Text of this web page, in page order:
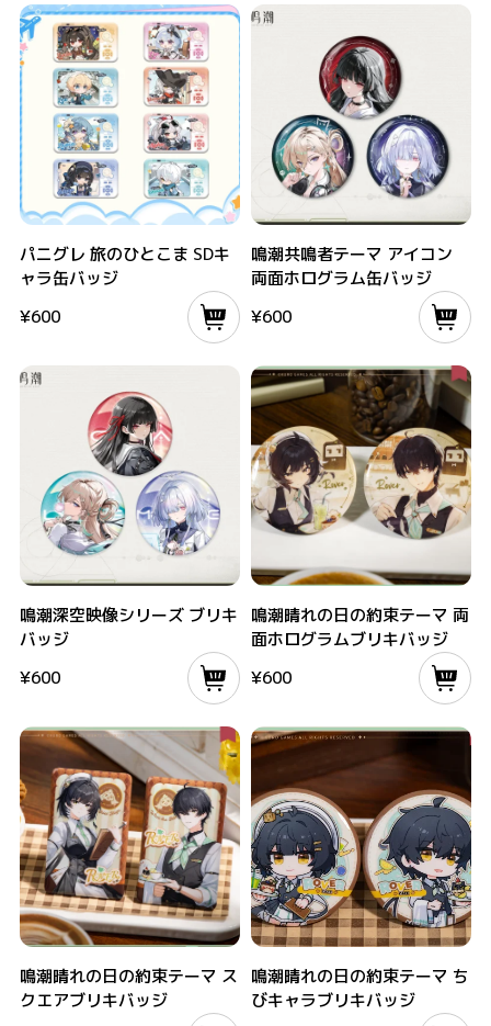
パニグレ 旅のひとこま SDキ
ャラ缶バッジ
¥600
鳴潮共鳴者テーマ アイコン
両面ホログラム缶バッジ
¥600
鳴潮深空映像シリーズ ブリキ
バッジ
¥600
鳴潮晴れの日の約束テーマ 両
面ホログラムブリキバッジ
¥600
鳴潮晴れの日の約束テーマ ス
クエアブリキバッジ
鳴潮晴れの日の約束テーマ ち
びキャラブリキバッジ